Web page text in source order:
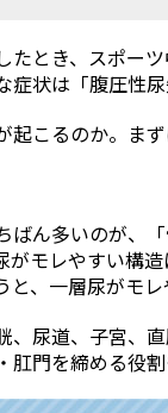
たとき、スポー
状は「腹圧性尿
起こるのか。ま
ばん多いのが、
がモレやすい構
、一層尿がモレ
尿道、子宮、
門を締める役割